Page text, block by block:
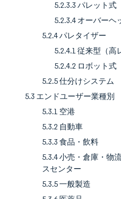
5.2.3.3 パレット式
5.2.3.4 オーバーヘ
5.2.4 パレタイザー
5.2.4.1 従来型（高
5.2.4.2 ロボット式
5.2.5 仕分けシステム
5.3 エンドユーザー業種別
5.3.1 空港
5.3.2 自動車
5.3.3 食品・飲料
5.3.4 小売・倉庫・物
スセンター
5.3.5 一般製造